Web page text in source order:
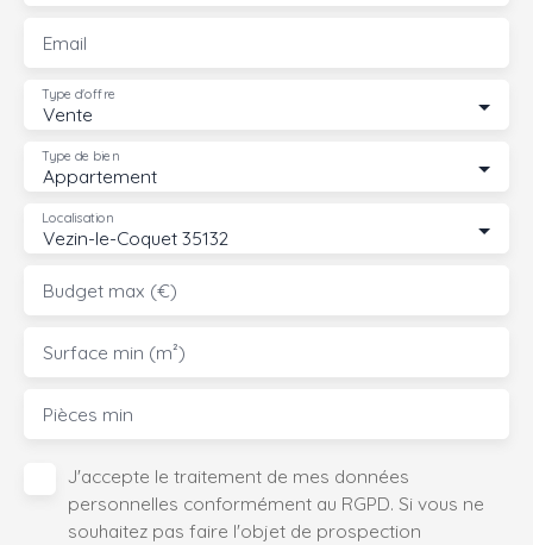
Email
Vente
Type d'offre
Appartement
Type de bien
Vezin-le-Coquet 35132
Localisation
Budget max (€)
Surface min (m²)
Pièces min
J'accepte le traitement de mes données
personnelles conformément au RGPD. Si vous ne
souhaitez pas faire l'objet de prospection